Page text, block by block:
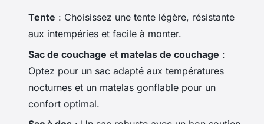
Tente : Choisissez une tente légère, résistante
aux intempéries et facile à monter.
Sac de couchage et matelas de couchage :
Optez pour un sac adapté aux températures
nocturnes et un matelas gonflable pour un
confort optimal.